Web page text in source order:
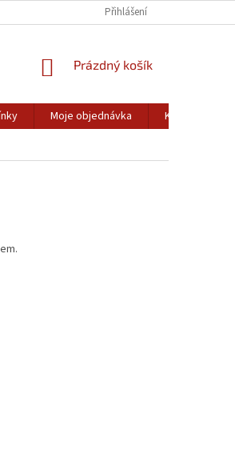
Přihlášení
NÁKUPNÍ
Prázdný košík
Moje objednávka
Kontakty